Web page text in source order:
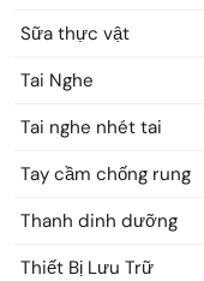
Sữa thực vật
Tai Nghe
Tai nghe nhét tai
Tay cầm chống rung
Thanh dinh dưỡng
Thiết Bị Lưu Trữ